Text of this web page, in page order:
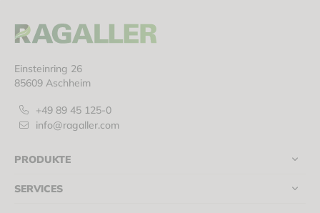
Einsteinring 26
85609 Aschheim
+49 89 45 125-0
info@ragaller.com
PRODUKTE
SERVICES